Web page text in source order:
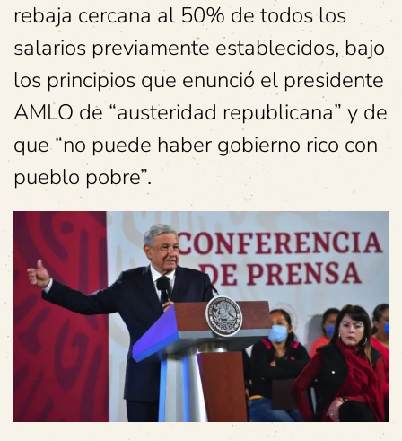
rebaja cercana al 50% de todos los
salarios previamente establecidos, bajo
los principios que enunció el presidente
AMLO de “austeridad republicana” y de
que “no puede haber gobierno rico con
pueblo pobre”.